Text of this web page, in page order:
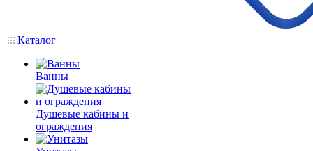
Каталог
Ванны
Душевые кабины и
ограждения